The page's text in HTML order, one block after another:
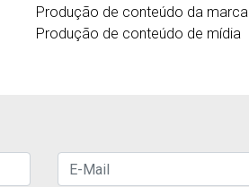
Produção de conteúdo da marca
Produção de conteúdo de mídia